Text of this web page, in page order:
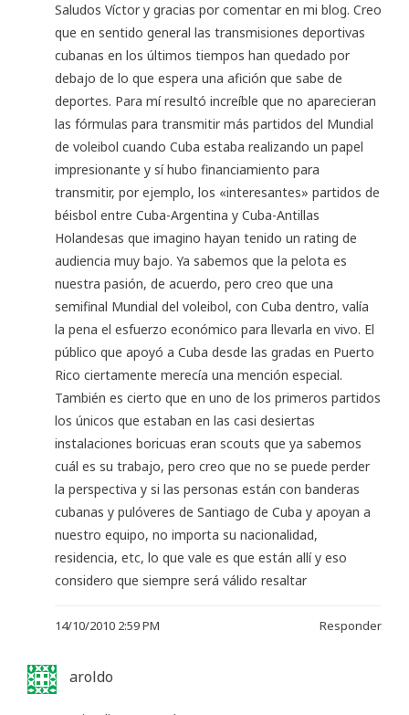
Saludos Víctor y gracias por comentar en mi blog. Creo
que en sentido general las transmisiones deportivas
cubanas en los últimos tiempos han quedado por
debajo de lo que espera una afición que sabe de
deportes. Para mí resultó increíble que no aparecieran
las fórmulas para transmitir más partidos del Mundial
de voleibol cuando Cuba estaba realizando un papel
impresionante y sí hubo financiamiento para
transmitir, por ejemplo, los «interesantes» partidos de
béisbol entre Cuba-Argentina y Cuba-Antillas
Holandesas que imagino hayan tenido un rating de
audiencia muy bajo. Ya sabemos que la pelota es
nuestra pasión, de acuerdo, pero creo que una
semifinal Mundial del voleibol, con Cuba dentro, valía
la pena el esfuerzo económico para llevarla en vivo. El
público que apoyó a Cuba desde las gradas en Puerto
Rico ciertamente merecía una mención especial.
También es cierto que en uno de los primeros partidos
los únicos que estaban en las casi desiertas
instalaciones boricuas eran scouts que ya sabemos
cuál es su trabajo, pero creo que no se puede perder
la perspectiva y si las personas están con banderas
cubanas y pulóveres de Santiago de Cuba y apoyan a
nuestro equipo, no importa su nacionalidad,
residencia, etc, lo que vale es que están allí y eso
considero que siempre será válido resaltar
14/10/2010 2:59 PM Responder
aroldo